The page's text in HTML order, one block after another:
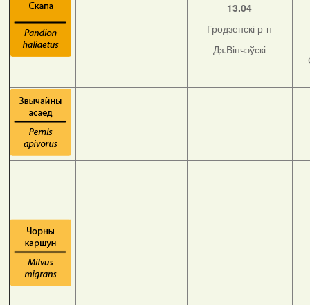
13.04
Гродзенскі р-н
Дз.Вінчэўскі